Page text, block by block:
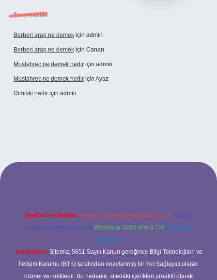
Son yorumlar
Berberi arap ne demek için admin
Berberi arap ne demek için Canan
Mustahrec ne demek nedir için admin
Mustahrec ne demek nedir için Ayaz
Dimiski nedir için admin
elexbet güncel adresi
Reklam ve İletişim: E-mail: backlinkpaneli@gmail.com Teams:
forumhizmeti@gmail.com Whatsapp: 0262 606 0 726 Telegram:
@karabul
Yasal Uyarı: Sitemiz, 5651 Sayılı Kanun gereğince Bilgi Teknolojileri ve
İletişim Kurumu (BTK) tarafından onaylanmış bir Yer Sağlayıcı olarak
hizmet vermektedir. Bu nedenle, sitedeki içerikleri proaktif olarak